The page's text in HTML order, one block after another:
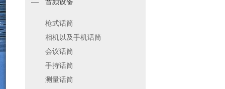
音频设备
枪式话筒
相机以及手机话筒
会议话筒
手持话筒
测量话筒